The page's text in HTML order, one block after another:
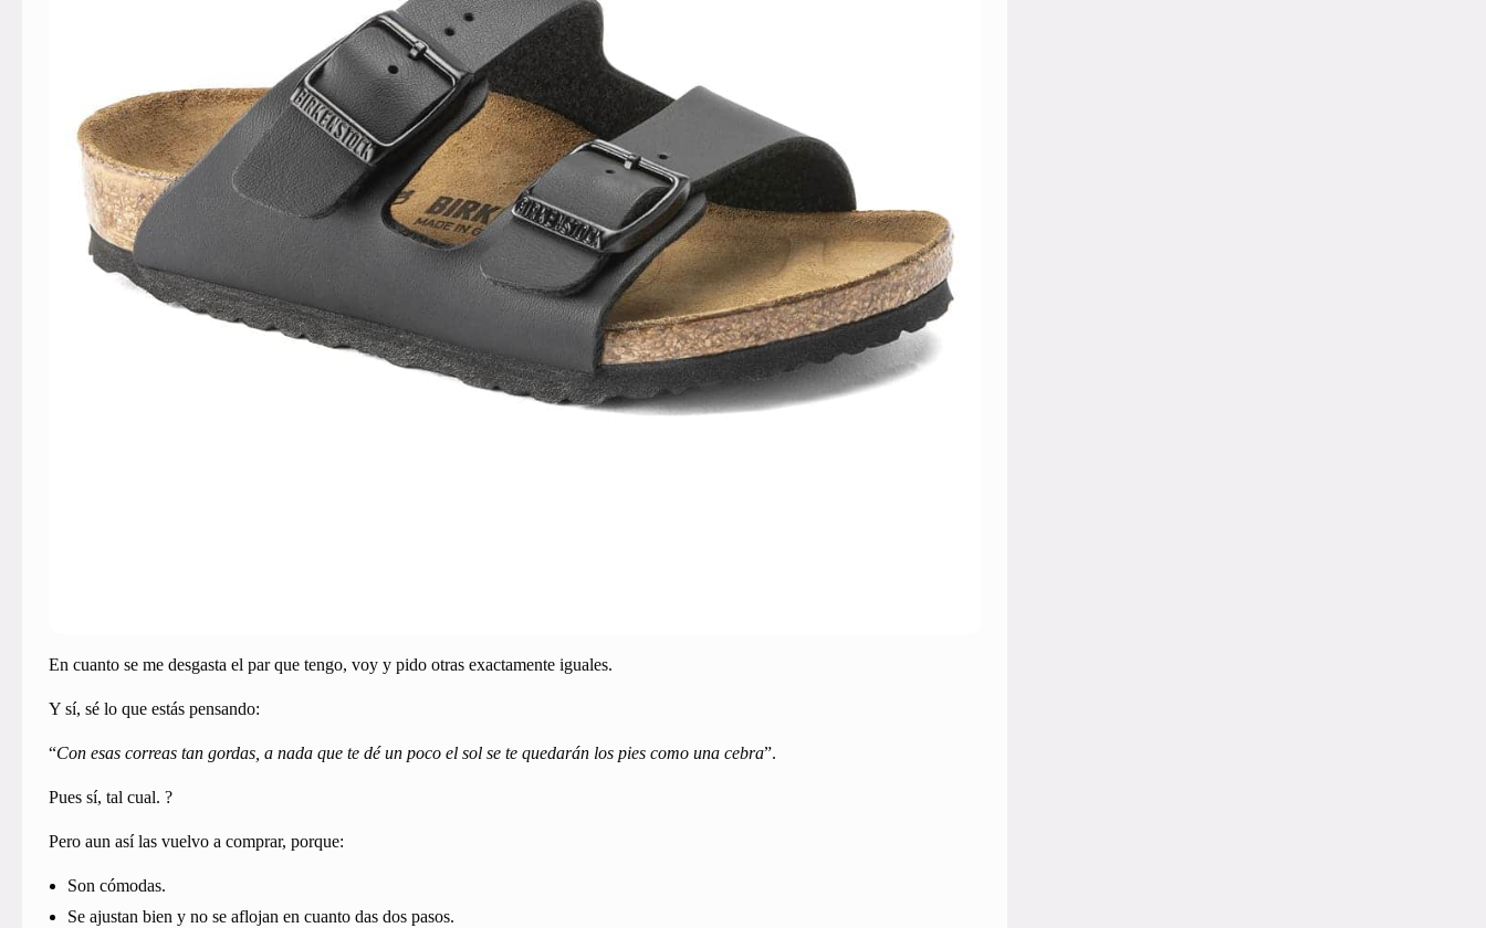
En cuanto se me desgasta el par que tengo, voy y pido otras exactamente iguales.
Y sí, sé lo que estás pensando:
“Con esas correas tan gordas, a nada que te dé un poco el sol se te quedarán los pies como una cebra”.
Pues sí, tal cual. ?
Pero aun así las vuelvo a comprar, porque:
Son cómodas.
Se ajustan bien y no se aflojan en cuanto das dos pasos.